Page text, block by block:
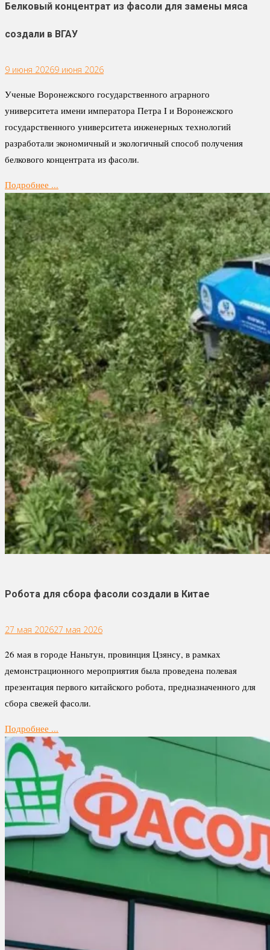
Белковый концентрат из фасоли для замены мяса
создали в ВГАУ
9 июня 20269 июня 2026
Ученые Воронежского государственного аграрного
университета имени императора Петра I и Воронежского
государственного университета инженерных технологий
разработали экономичный и экологичный способ получения
белкового концентрата из фасоли.
Подробнее ...
Робота для сбора фасоли создали в Китае
27 мая 202627 мая 2026
26 мая в городе Наньтун, провинция Цзянсу, в рамках
демонстрационного мероприятия была проведена полевая
презентация первого китайского робота, предназначенного для
сбора свежей фасоли.
Подробнее ...